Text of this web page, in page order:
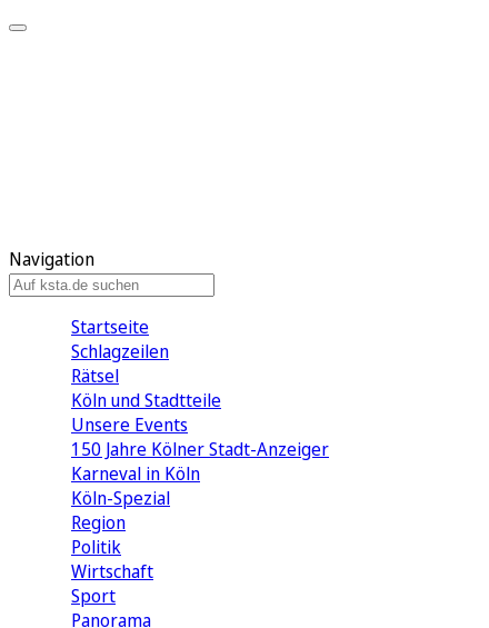
Navigation
Startseite
Schlagzeilen
Rätsel
Köln und Stadtteile
Unsere Events
150 Jahre Kölner Stadt-Anzeiger
Karneval in Köln
Köln-Spezial
Region
Politik
Wirtschaft
Sport
Panorama